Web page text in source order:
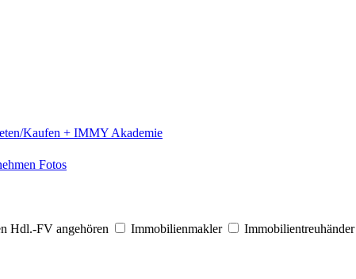
Kaufen + IMMY Akademie
Fotos
Hdl.-FV angehören Immobilienmakler Immobilientreuhänder